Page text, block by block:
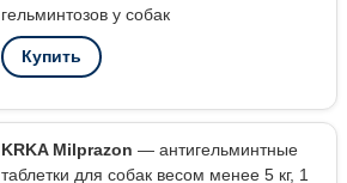
гельминтозов у собак
Купить
KRKA Milprazon — антигельминтные
таблетки для собак весом менее 5 кг, 1